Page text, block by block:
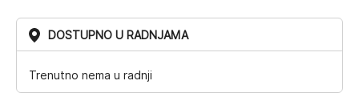
DOSTUPNO U RADNJAMA
Trenutno nema u radnji